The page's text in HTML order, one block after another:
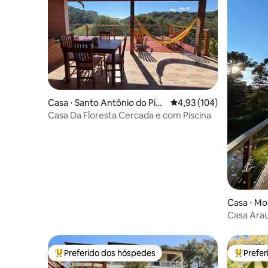
Casa ⋅ Santo Antônio do Pin
hal
4,93 de uma avaliação
4,93 (104)
Casa Da Floresta Cercada e com Piscina
Casa ⋅
Casa
Entre os melhores preferidos dos hóspedes
Preferido dos hóspedes Entre